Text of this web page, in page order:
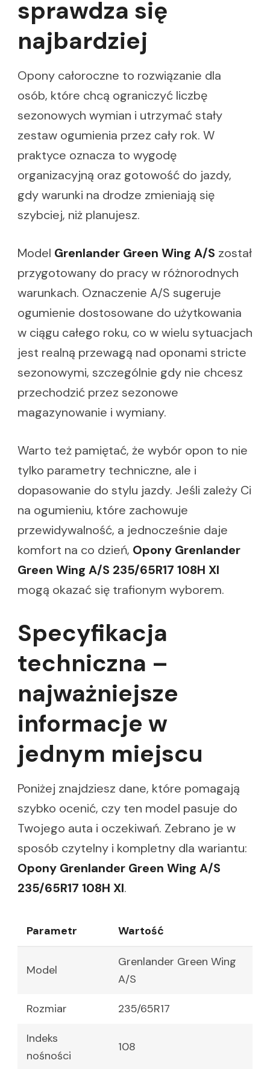
sprawdza się
najbardziej
Opony całoroczne to rozwiązanie dla
osób, które chcą ograniczyć liczbę
sezonowych wymian i utrzymać stały
zestaw ogumienia przez cały rok. W
praktyce oznacza to wygodę
organizacyjną oraz gotowość do jazdy,
gdy warunki na drodze zmieniają się
szybciej, niż planujesz.
Model Grenlander Green Wing A/S został
przygotowany do pracy w różnorodnych
warunkach. Oznaczenie A/S sugeruje
ogumienie dostosowane do użytkowania
w ciągu całego roku, co w wielu sytuacjach
jest realną przewagą nad oponami stricte
sezonowymi, szczególnie gdy nie chcesz
przechodzić przez sezonowe
magazynowanie i wymiany.
Warto też pamiętać, że wybór opon to nie
tylko parametry techniczne, ale i
dopasowanie do stylu jazdy. Jeśli zależy Ci
na ogumieniu, które zachowuje
przewidywalność, a jednocześnie daje
komfort na co dzień, Opony Grenlander
Green Wing A/S 235/65R17 108H Xl
mogą okazać się trafionym wyborem.
Specyfikacja
techniczna –
najważniejsze
informacje w
jednym miejscu
Poniżej znajdziesz dane, które pomagają
szybko ocenić, czy ten model pasuje do
Twojego auta i oczekiwań. Zebrano je w
sposób czytelny i kompletny dla wariantu:
Opony Grenlander Green Wing A/S
235/65R17 108H Xl.
Parametr Wartość
Model
Grenlander Green Wing
A/S
Rozmiar 235/65R17
Indeks
nośności
108